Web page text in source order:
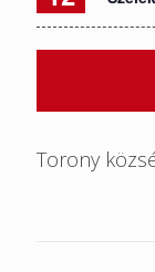
Torony